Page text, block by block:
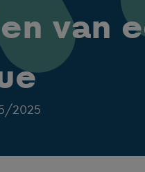
van
2025